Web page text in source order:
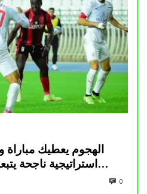
الهجوم يعطيك
استراتيجية ناجحة
0